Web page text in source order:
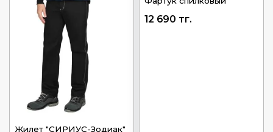
Жилет "СИРИУС-Зодиак"
12 690 тг.